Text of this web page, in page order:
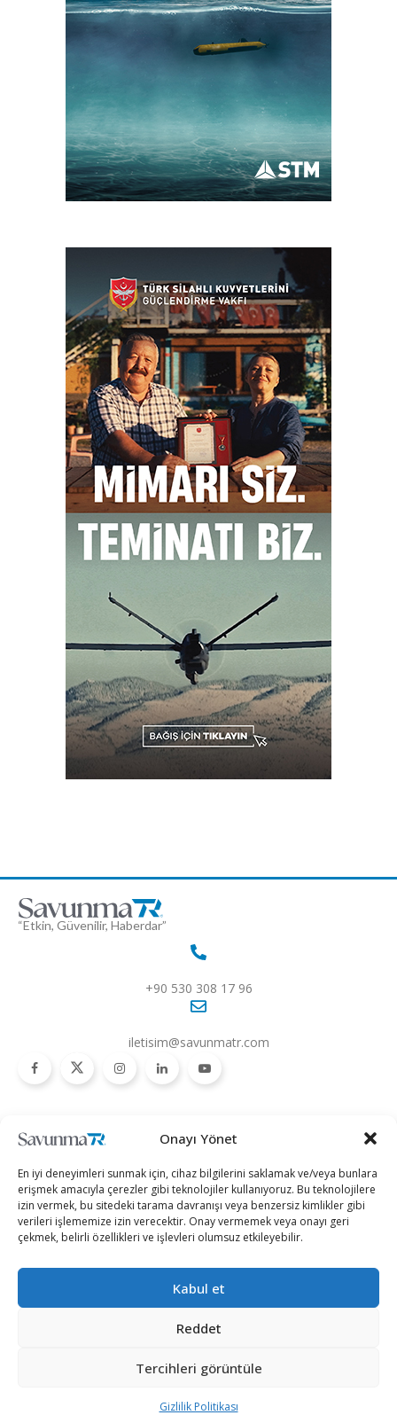
Onayı Yönet
En iyi deneyimleri sunmak için, cihaz bilgilerini saklamak ve/veya bunlara
erişmek amacıyla çerezler gibi teknolojiler kullanıyoruz. Bu teknolojilere
izin vermek, bu sitedeki tarama davranışı veya benzersiz kimlikler gibi
verileri işlememize izin verecektir. Onay vermemek veya onayı geri
çekmek, belirli özellikleri ve işlevleri olumsuz etkileyebilir.
Kabul et
Reddet
Tercihleri görüntüle
Gizlilik Politikası
“Etkin, Güvenilir, Haberdar”
+90 530 308 17 96
iletisim@savunmatr.com
Savunma Sanayii
Hava Platformları
Kara Platformları
Deniz Platformları
İnsansız Sistemler
Kategoriler
Siber Güvenlik
Teknoloji
Röportajlar
Politika
Dosya Haber
SavunmaTR
Hakkımızda
Kariyer
Gizlilik Politikası
Künye